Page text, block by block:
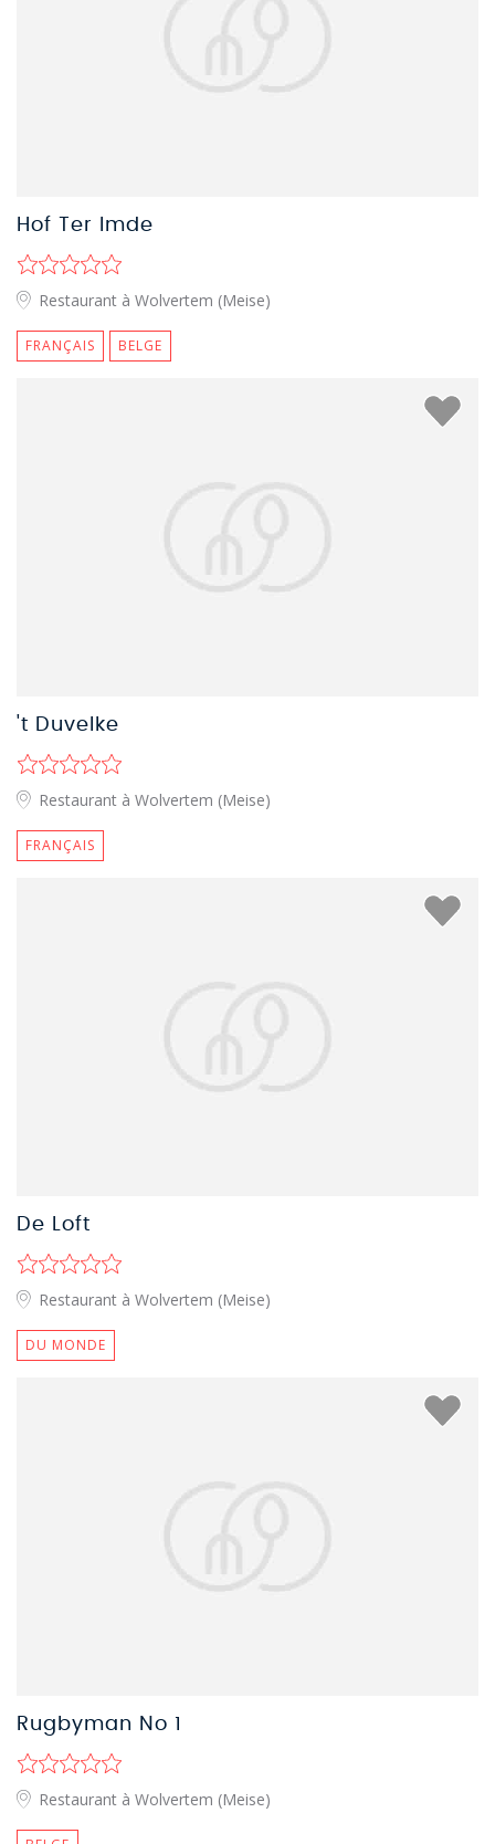
Hof Ter Imde
Restaurant à Wolvertem (Meise)
FRANÇAIS BELGE
't Duvelke
Restaurant à Wolvertem (Meise)
FRANÇAIS
De Loft
Restaurant à Wolvertem (Meise)
DU MONDE
Rugbyman No 1
Restaurant à Wolvertem (Meise)